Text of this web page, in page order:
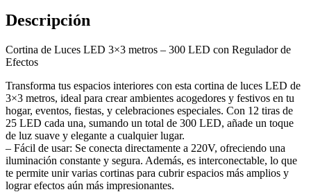
Descripción
Cortina de Luces LED 3×3 metros – 300 LED con Regulador de
Efectos
Transforma tus espacios interiores con esta cortina de luces LED de
3×3 metros, ideal para crear ambientes acogedores y festivos en tu
hogar, eventos, fiestas, y celebraciones especiales. Con 12 tiras de
25 LED cada una, sumando un total de 300 LED, añade un toque
de luz suave y elegante a cualquier lugar.
– Fácil de usar: Se conecta directamente a 220V, ofreciendo una
iluminación constante y segura. Además, es interconectable, lo que
te permite unir varias cortinas para cubrir espacios más amplios y
lograr efectos aún más impresionantes.